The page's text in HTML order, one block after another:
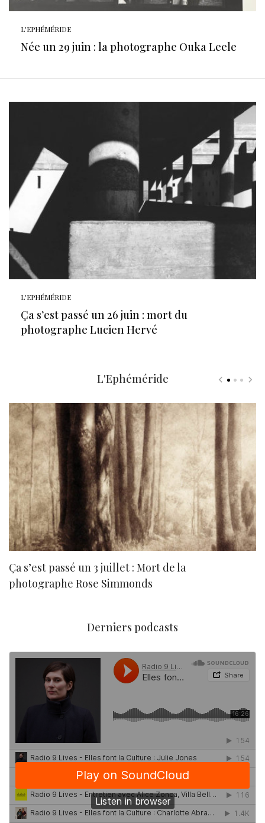
L'EPHÉMÉRIDE
Née un 29 juin : la photographe Ouka Leele
L'EPHÉMÉRIDE
Ça s’est passé un 26 juin : mort du
photographe Lucien Hervé
L'Ephéméride
Ça s’est passé un 3 juillet : Mort de la
photographe Rose Simmonds
Derniers podcasts